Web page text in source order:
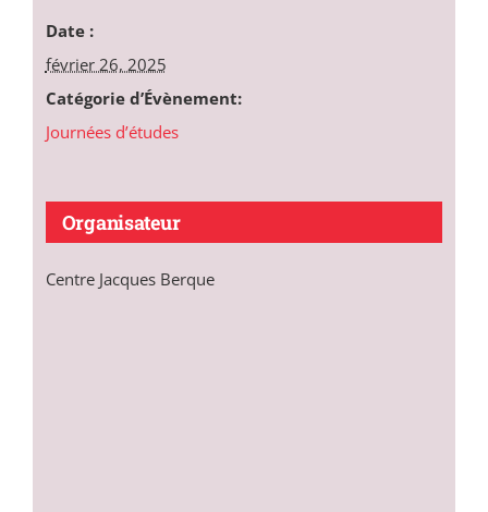
Date :
février 26, 2025
Catégorie d’Évènement:
Journées d’études
Organisateur
Centre Jacques Berque